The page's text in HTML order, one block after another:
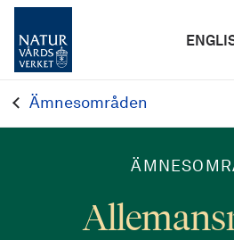
Ämnesområden